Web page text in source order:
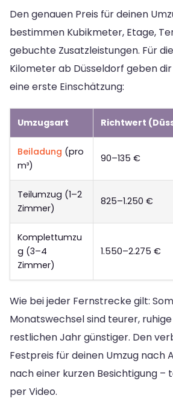
Den genauen Preis für deinen
bestimmen Kubikmeter, Etage,
gebuchte Zusatzleistungen. Für
Kilometer ab Düsseldorf geben
eine erste Einschätzung:
Umzugsart Richtwert
Beiladung (pro
m³)
90–135 €
Teilumzug (1–2
Zimmer)
825–1.250 €
Komplettumzu
g (3–4
Zimmer)
1.550–2.275 €
Wie bei jeder Fernstrecke gilt:
Monatswechsel sind teurer,
restlichen Jahr günstiger. Den
Festpreis für deinen Umzug nach
nach einer kurzen Besichtigung –
per Video.